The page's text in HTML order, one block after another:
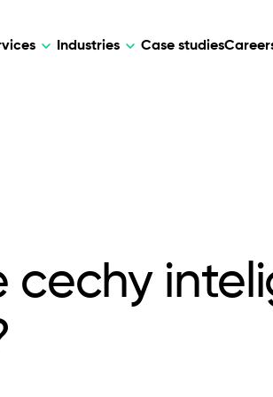
Industries Case studies
cechy